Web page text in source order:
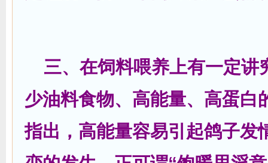
三、在饲料喂养上有一定讲
少油料食物、高能量、高蛋白
指出，高能量容易引起鸽子发